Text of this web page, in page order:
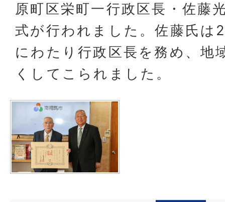
原町区栄町一行政区長・佐藤
式が行われました。佐藤氏は
にわたり行政区長を務め、地
くしてこられました。